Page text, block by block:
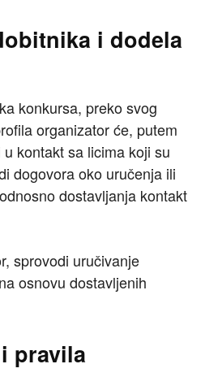
i dodela
konkursa, preko svog
organizator će, putem
kontakt sa licima koji su
dogovora oko uručenja ili
dostavljanja kontakt
sprovodi uručivanje
osnovu dostavljenih
pravila